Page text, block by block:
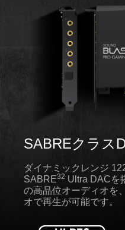
SABREクラス
ダイナミックレンジ
SABRE32 Ultra DACを
の高品位オーディオを
オで再生が可能です。